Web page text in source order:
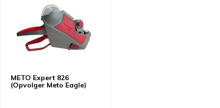
METO Expert 826
(Opvolger Meto Eagle)